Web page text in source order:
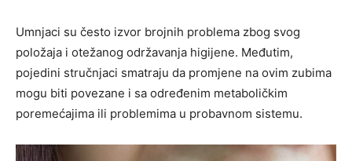
Umnjaci su često izvor brojnih problema zbog svog
položaja i otežanog održavanja higijene. Međutim,
pojedini stručnjaci smatraju da promjene na ovim zubima
mogu biti povezane i sa određenim metaboličkim
poremećajima ili problemima u probavnom sistemu.